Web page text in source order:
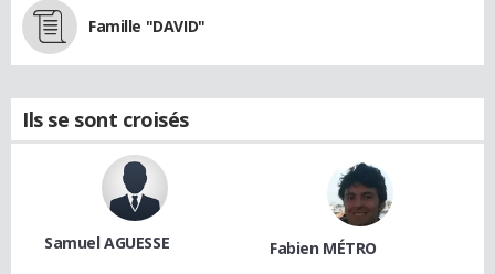
Famille "DAVID"
Ils se sont croisés
Samuel AGUESSE Fabien MÉTRO